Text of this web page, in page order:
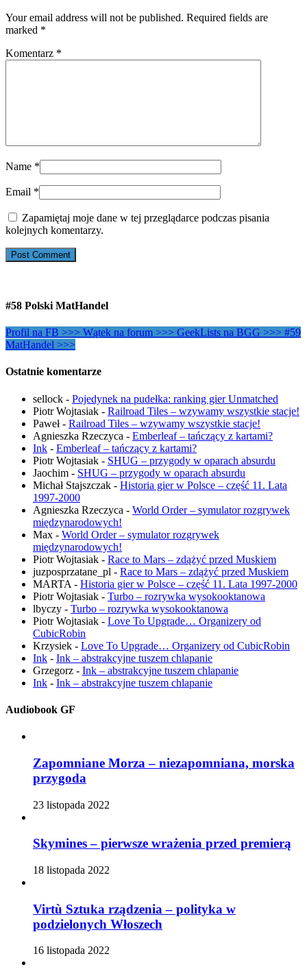
Your email address will not be published. Required fields are
marked *
Komentarz *
Name *
Email *
Zapamiętaj moje dane w tej przeglądarce podczas pisania
kolejnych komentarzy.
#58 Polski MatHandel
Profil na FB >>> Wątek na forum >>> GeekLists na BGG >>> #59
MatHandel >>>
Ostatnie komentarze
sellock - Pojedynek na pudełka: ranking gier Unmatched
Piotr Wojtasiak - Railroad Tiles – wzywamy wszystkie stacje!
Paweł- Railroad Tiles – wzywamy wszystkie stacje!
Agnieszka Rzeczyca - Emberleaf – tańczący z kartami?
Ink - Emberleaf – tańczący z kartami?
Piotr Wojtasiak - SHUG – przygody w oparach absurdu
Jaochim - SHUG – przygody w oparach absurdu
Michał Stajszczak - Historia gier w Polsce – część 11. Lata
1997-2000
Agnieszka Rzeczyca - World Order – symulator rozgrywek
międzynarodowych!
Max - World Order – symulator rozgrywek
międzynarodowych!
Piotr Wojtasiak - Race to Mars – zdążyć przed Muskiem
juzposprzatane_pl - Race to Mars – zdążyć przed Muskiem
MARTA - Historia gier w Polsce – część 11. Lata 1997-2000
Piotr Wojtasiak - Turbo – rozrywka wysokooktanowa
lbyczy - Turbo – rozrywka wysokooktanowa
Piotr Wojtasiak - Love To Upgrade… Organizery od
CubicRobin
Krzysiek - Love To Upgrade… Organizery od CubicRobin
Ink - Ink – abstrakcyjne tuszem chlapanie
Grzegorz - Ink – abstrakcyjne tuszem chlapanie
Ink - Ink – abstrakcyjne tuszem chlapanie
Audiobook GF
Zapomniane Morza – niezapomniana, morska
przygoda
23 listopada 2022
Skymines – pierwsze wrażenia przed premierą
18 listopada 2022
Virtù Sztuka rządzenia – polityka w
podzielonych Włoszech
16 listopada 2022